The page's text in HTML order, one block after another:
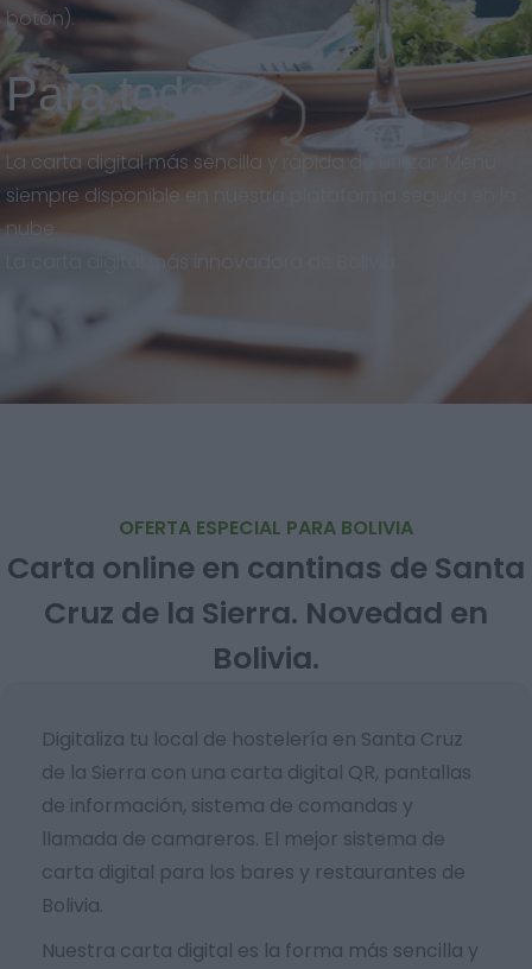
botón).
Para todos
La carta digital más sencilla y rápida de utilizar. Menú
siempre disponible en nuestra plataforma segura en la
nube.
La carta digital más innovadora de Bolivia.
OFERTA ESPECIAL PARA BOLIVIA
Carta online en cantinas de Santa
Cruz de la Sierra. Novedad en
Bolivia.
Digitaliza tu local de hostelería en Santa Cruz
de la Sierra con una carta digital QR, pantallas
de información, sistema de comandas y
llamada de camareros. El mejor sistema de
carta digital para los bares y restaurantes de
Bolivia.
Nuestra carta digital es la forma más sencilla y